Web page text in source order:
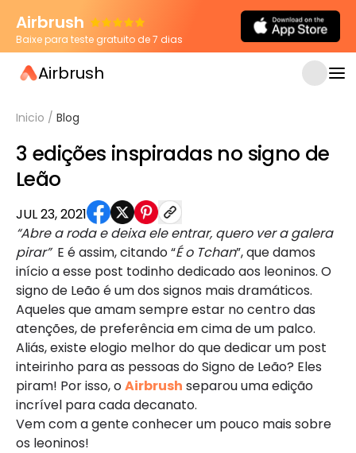
Airbrush
Baixe para teste gratuito de 7 dias
Airbrush
Inicio / Blog
3 edições inspiradas no signo de
Leão
JUL 23, 2021
“Abre a roda e deixa ele entrar, quero ver a galera
pirar” E é assim, citando “É o Tchan”, que damos
início a esse post todinho dedicado aos leoninos. O
signo de Leão é um dos signos mais dramáticos.
Aqueles que amam sempre estar no centro das
atenções, de preferência em cima de um palco.
Aliás, existe elogio melhor do que dedicar um post
inteirinho para as pessoas do Signo de Leão? Eles
piram! Por isso, oAirbrush separou uma edição
incrível para cada decanato.
Vem com a gente conhecer um pouco mais sobre
os leoninos!